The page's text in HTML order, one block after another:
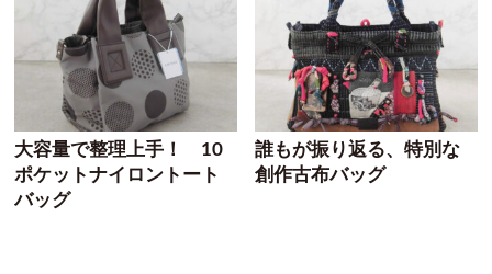
大容量で整理上手！ 10
ポケットナイロントート
バッグ
誰もが振り返る、特別な
創作古布バッグ